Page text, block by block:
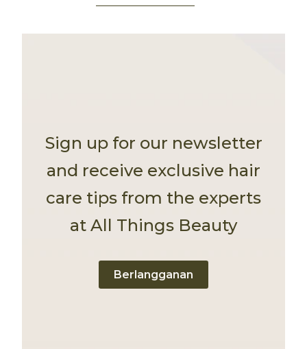
Sign up for our newsletter
and receive exclusive hair
care tips from the experts
at All Things Beauty
Berlangganan